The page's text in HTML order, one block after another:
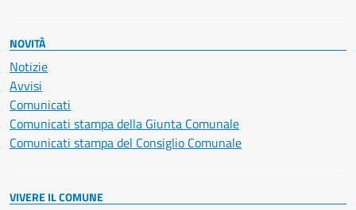
NOVITÀ
Notizie
Avvisi
Comunicati
Comunicati stampa della Giunta Comunale
Comunicati stampa del Consiglio Comunale
VIVERE IL COMUNE